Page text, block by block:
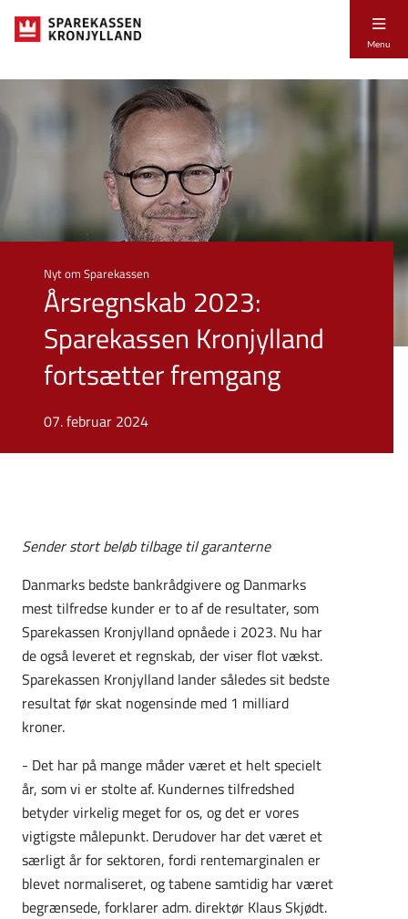
Menu
Nyt om Sparekassen
Årsregnskab 2023:
Sparekassen Kronjylland
fortsætter fremgang
07. februar 2024
Sender stort beløb tilbage til garanterne
Danmarks bedste bankrådgivere og Danmarks
mest tilfredse kunder er to af de resultater, som
Sparekassen Kronjylland opnåede i 2023. Nu har
de også leveret et regnskab, der viser flot vækst.
Sparekassen Kronjylland lander således sit bedste
resultat før skat nogensinde med 1 milliard
kroner.
- Det har på mange måder været et helt specielt
år, som vi er stolte af. Kundernes tilfredshed
betyder virkelig meget for os, og det er vores
vigtigste målepunkt. Derudover har det været et
særligt år for sektoren, fordi rentemarginalen er
blevet normaliseret, og tabene samtidig har været
begrænsede, forklarer adm. direktør Klaus Skjødt.